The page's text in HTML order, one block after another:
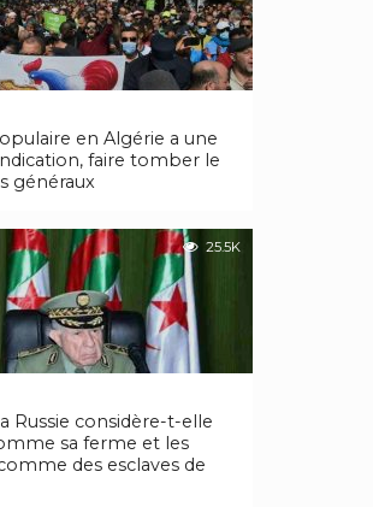
en Algérie a une
faire tomber le
généraux
25.5K
Russie considère-t-elle
sa ferme et les
des esclaves de